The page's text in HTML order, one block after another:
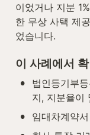
이었거나 지분
한 무상 사택 제
었습니다.
이 사례에서
•
법인등기부
지, 지분율이
• 임대차계약